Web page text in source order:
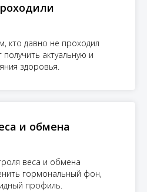
кто давно не проходил
актуальную и
здоровья.
и обмена
веса и обмена
гормональный фон,
профиль.